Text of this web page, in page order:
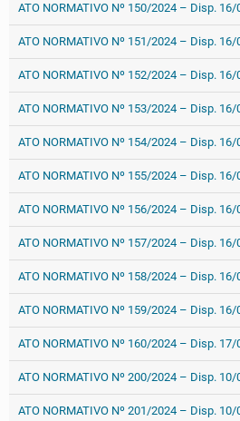
ATO NORMATIVO Nº 150/2024 – Disp.
ATO NORMATIVO Nº 151/2024 – Disp.
ATO NORMATIVO Nº 152/2024 – Disp.
ATO NORMATIVO Nº 153/2024 – Disp.
ATO NORMATIVO Nº 154/2024 – Disp.
ATO NORMATIVO Nº 155/2024 – Disp.
ATO NORMATIVO Nº 156/2024 – Disp.
ATO NORMATIVO Nº 157/2024 – Disp.
ATO NORMATIVO Nº 158/2024 – Disp.
ATO NORMATIVO Nº 159/2024 – Disp.
ATO NORMATIVO Nº 160/2024 – Disp.
ATO NORMATIVO Nº 200/2024 – Disp.
ATO NORMATIVO Nº 201/2024 – Disp.